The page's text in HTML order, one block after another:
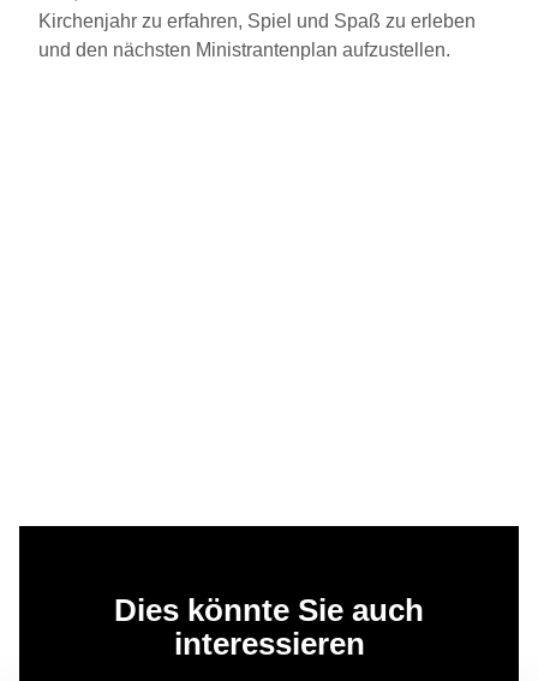
Kirchenjahr zu erfahren, Spiel und Spaß zu erleben
und den nächsten Ministrantenplan aufzustellen.
Dies könnte Sie auch
interessieren